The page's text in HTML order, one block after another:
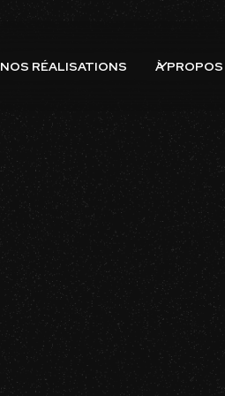
NOS RÉALISATIONS À PROPOS